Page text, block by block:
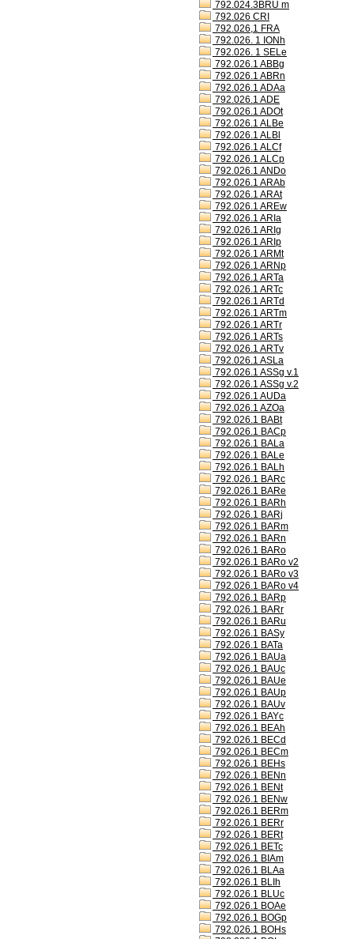
792.024.3BRU m
792.026 CRI
792.026,1 FRA
792.026. 1 IONh
792.026. 1 SELe
792.026.1 ABBg
792.026.1 ABRn
792.026.1 ADAa
792.026.1 ADE
792.026.1 ADOt
792.026.1 ALBe
792.026.1 ALBl
792.026.1 ALCf
792.026.1 ALCp
792.026.1 ANDo
792.026.1 ARAb
792.026.1 ARAt
792.026.1 AREw
792.026.1 ARIa
792.026.1 ARIg
792.026.1 ARIp
792.026.1 ARMt
792.026.1 ARNp
792.026.1 ARTa
792.026.1 ARTc
792.026.1 ARTd
792.026.1 ARTm
792.026.1 ARTr
792.026.1 ARTs
792.026.1 ARTv
792.026.1 ASLa
792.026.1 ASSg v.1
792.026.1 ASSg v.2
792.026.1 AUDa
792.026.1 AZOa
792.026.1 BABt
792.026.1 BACp
792.026.1 BALa
792.026.1 BALe
792.026.1 BALh
792.026.1 BARc
792.026.1 BARe
792.026.1 BARh
792.026.1 BARj
792.026.1 BARm
792.026.1 BARn
792.026.1 BARo
792.026.1 BARo v2
792.026.1 BARo v3
792.026.1 BARo v4
792.026.1 BARp
792.026.1 BARr
792.026.1 BARu
792.026.1 BASy
792.026.1 BATa
792.026.1 BAUa
792.026.1 BAUc
792.026.1 BAUe
792.026.1 BAUp
792.026.1 BAUv
792.026.1 BAYc
792.026.1 BEAh
792.026.1 BECd
792.026.1 BECm
792.026.1 BEHs
792.026.1 BENn
792.026.1 BENt
792.026.1 BENw
792.026.1 BERm
792.026.1 BERr
792.026.1 BERt
792.026.1 BETc
792.026.1 BIAm
792.026.1 BLAa
792.026.1 BLIh
792.026.1 BLUc
792.026.1 BOAe
792.026.1 BOGp
792.026.1 BOHs